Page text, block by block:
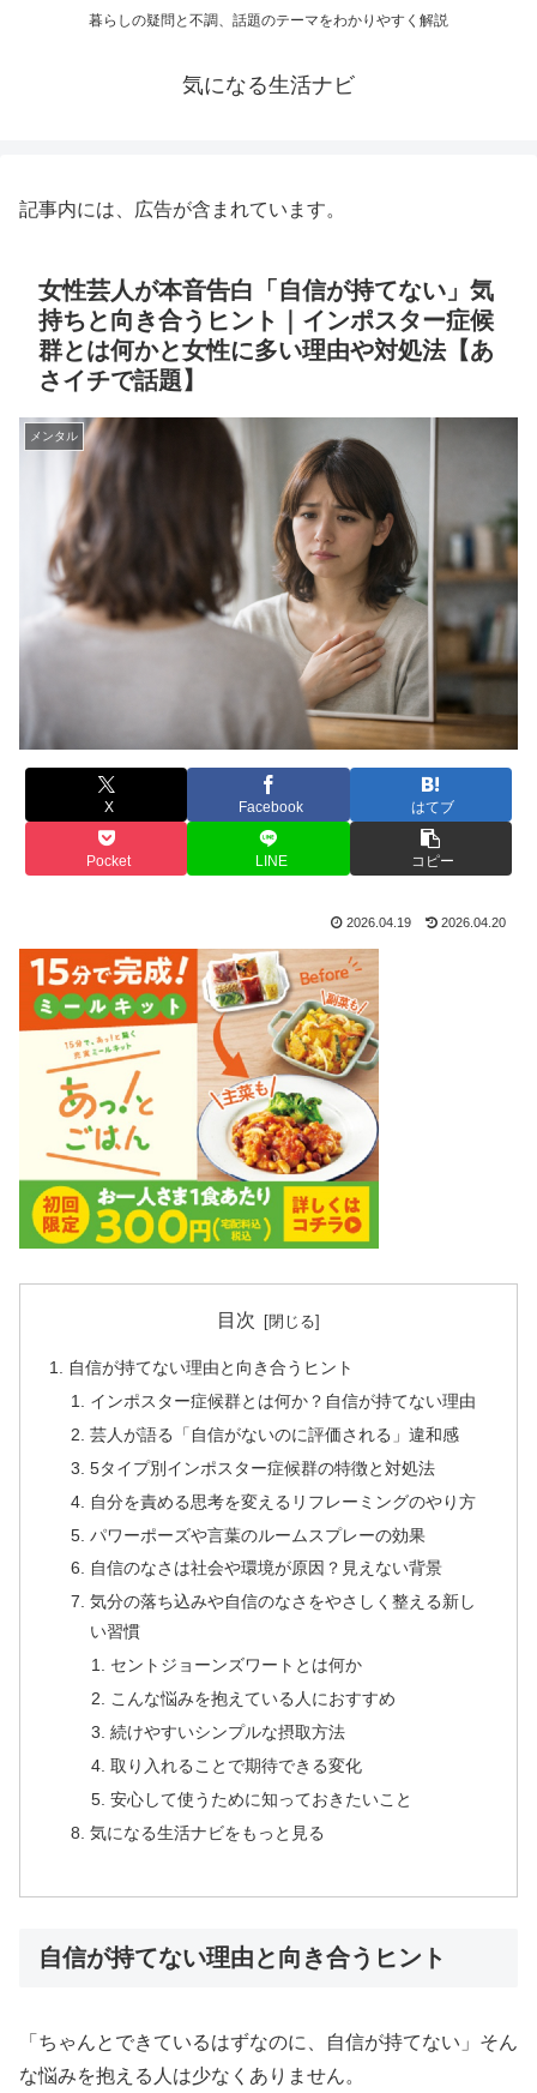
暮らしの疑問と不調、話題のテーマをわかりやすく解説
気になる生活ナビ
記事内には、広告が含まれています。
女性芸人が本音告白「自信が持てない」気
持ちと向き合うヒント｜インポスター症候
群とは何かと女性に多い理由や対処法【あ
さイチで話題】
メンタル
X Facebook はてブ
Pocket LINE コピー
2026.04.19 2026.04.20
目次
自信が持てない理由と向き合うヒント
インポスター症候群とは何か？自信が持てない理由
芸人が語る「自信がないのに評価される」違和感
5タイプ別インポスター症候群の特徴と対処法
自分を責める思考を変えるリフレーミングのやり方
パワーポーズや言葉のルームスプレーの効果
自信のなさは社会や環境が原因？見えない背景
気分の落ち込みや自信のなさをやさしく整える新し
い習慣
セントジョーンズワートとは何か
こんな悩みを抱えている人におすすめ
続けやすいシンプルな摂取方法
取り入れることで期待できる変化
安心して使うために知っておきたいこと
気になる生活ナビをもっと見る
自信が持てない理由と向き合うヒント
「ちゃんとできているはずなのに、自信が持てない」そん
な悩みを抱える人は少なくありません。